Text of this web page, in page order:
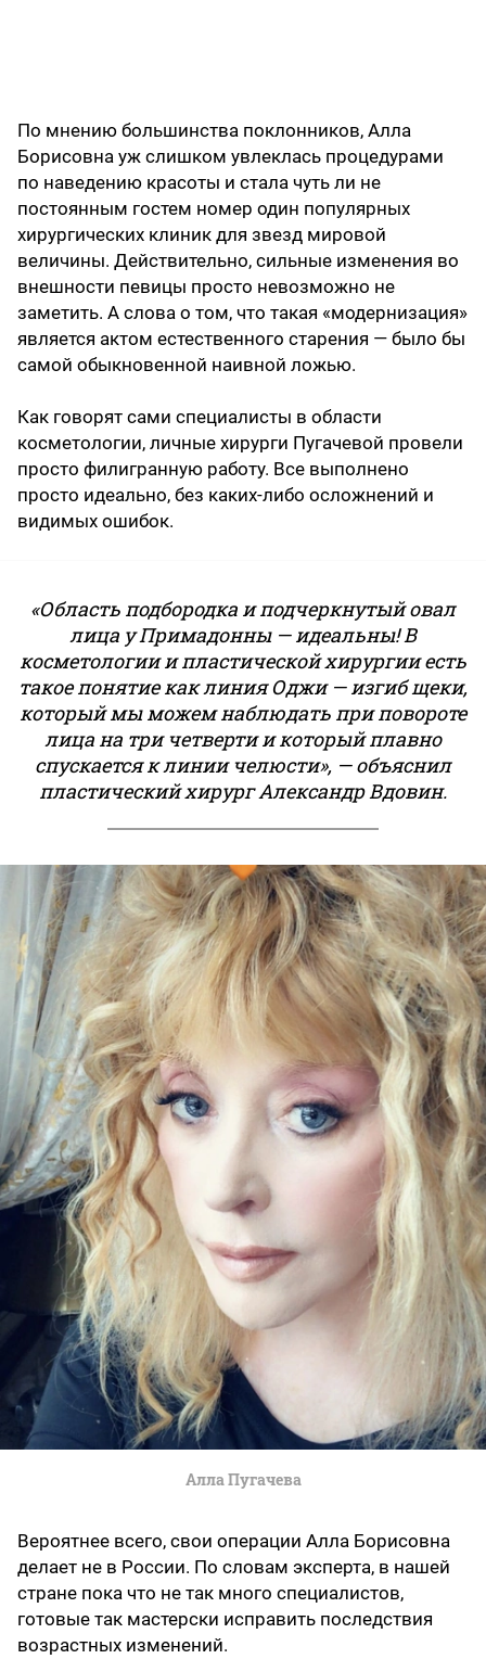
По мнению большинства поклонников, Алла
Борисовна уж слишком увлеклась процедурами
по наведению красоты и стала чуть ли не
постоянным гостем номер один популярных
хирургических клиник для звезд мировой
величины. Действительно, сильные изменения во
внешности певицы просто невозможно не
заметить. А слова о том, что такая «модернизация»
является актом естественного старения — было бы
самой обыкновенной наивной ложью.
Как говорят сами специалисты в области
косметологии, личные хирурги Пугачевой провели
просто филигранную работу. Все выполнено
просто идеально, без каких-либо осложнений и
видимых ошибок.
«Область подбородка и подчеркнутый овал
лица у Примадонны — идеальны! В
косметологии и пластической хирургии есть
такое понятие как линия Оджи — изгиб щеки,
который мы можем наблюдать при повороте
лица на три четверти и который плавно
спускается к линии челюсти», — объяснил
пластический хирург Александр Вдовин.
Алла Пугачева
Вероятнее всего, свои операции Алла Борисовна
делает не в России. По словам эксперта, в нашей
стране пока что не так много специалистов,
готовые так мастерски исправить последствия
возрастных изменений.